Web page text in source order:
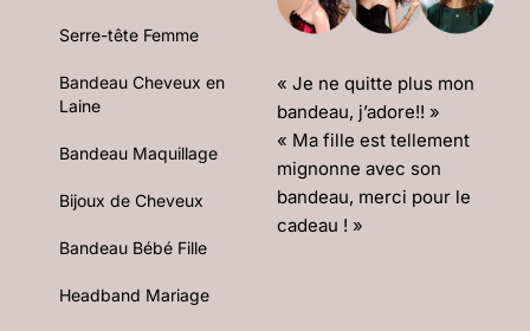
Serre-tête Femme
Bandeau Cheveux en
Laine
Bandeau Maquillage
Bijoux de Cheveux
Bandeau Bébé Fille
Headband Mariage
« Je ne quitte plus mon
bandeau, j’adore!! »
« Ma fille est tellement
mignonne avec son
bandeau, merci pour le
cadeau ! »